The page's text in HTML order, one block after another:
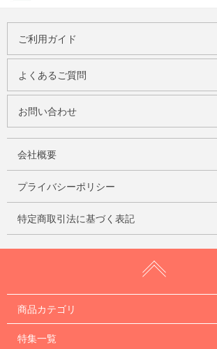
ご利用ガイド
よくあるご質問
お問い合わせ
会社概要
プライバシーポリシー
特定商取引法に基づく表記
商品カテゴリ
特集一覧